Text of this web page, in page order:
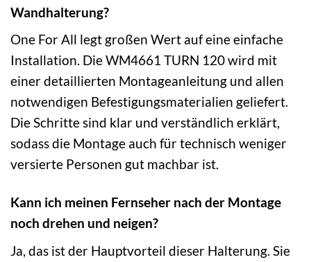
Wandhalterung?
One For All legt großen Wert auf eine einfache
Installation. Die WM4661 TURN 120 wird mit
einer detaillierten Montageanleitung und allen
notwendigen Befestigungsmaterialien geliefert.
Die Schritte sind klar und verständlich erklärt,
sodass die Montage auch für technisch weniger
versierte Personen gut machbar ist.
Kann ich meinen Fernseher nach der Montage
noch drehen und neigen?
Ja, das ist der Hauptvorteil dieser Halterung. Sie